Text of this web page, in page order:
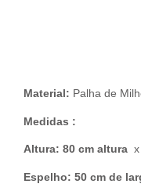
Material: Palha de
Medidas :
Altura: 80 cm altura x
Espelho: 50 cm de